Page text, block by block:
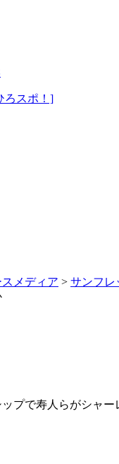
メディア > サンフレ
プで寿人らがシャ